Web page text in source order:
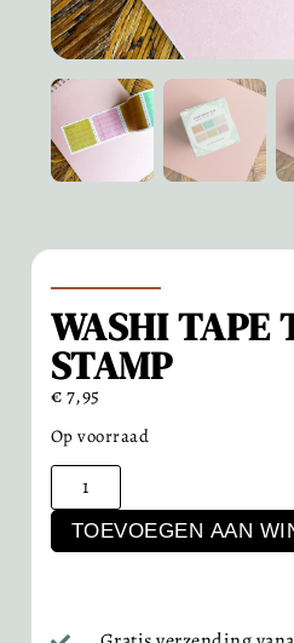
WASHI TAPE
STAMP
€7,95
Op voorraad
TOEVOEGEN AAN